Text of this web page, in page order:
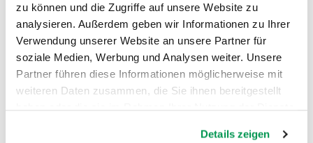
zu können und die Zugriffe auf unsere Website zu
analysieren. Außerdem geben wir Informationen zu Ihrer
Verwendung unserer Website an unsere Partner für
soziale Medien, Werbung und Analysen weiter. Unsere
Partner führen diese Informationen möglicherweise mit
weiteren Daten zusammen, die Sie ihnen bereitgestellt
Details zeigen
AUF DER KARTE ANZEIGEN